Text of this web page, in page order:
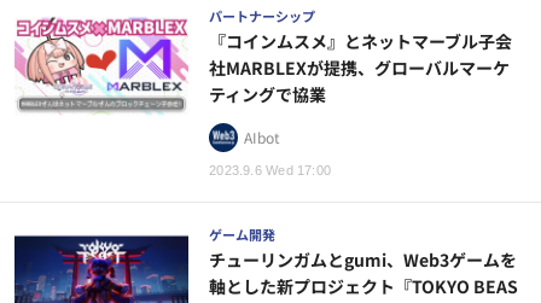
パートナーシップ
2023.9.6 Wed 17:00
『コインムスメ』とネットマーブル子会
社MARBLEXが提携、グローバルマーケ
ティングで協業
AIbot
ゲーム開発
チューリンガムとgumi、Web3ゲームを
軸とした新プロジェクト『TOKYO BEAS